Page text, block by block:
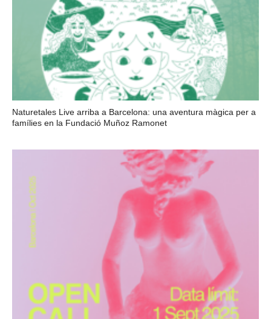
Naturetales Live arriba a Barcelona: una aventura màgica per a
famílies en la Fundació Muñoz Ramonet